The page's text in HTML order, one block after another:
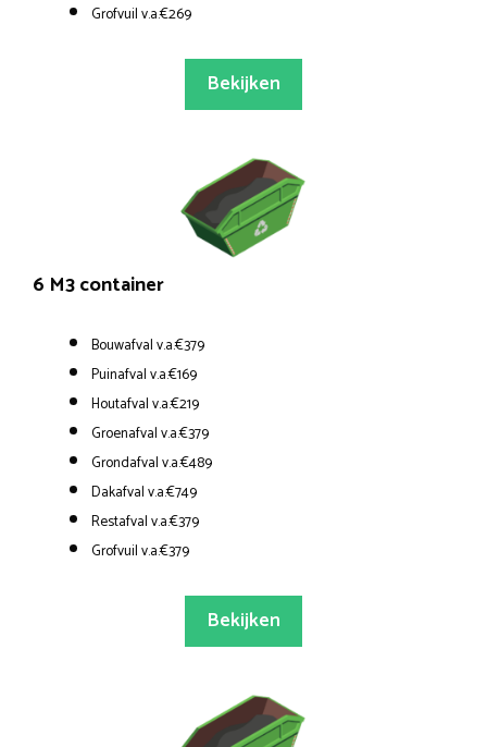
Grofvuil v.a.€269
Bekijken
6 M3 container
Bouwafval v.a.€379
Puinafval v.a.€169
Houtafval v.a.€219
Groenafval v.a.€379
Grondafval v.a.€489
Dakafval v.a.€749
Restafval v.a.€379
Grofvuil v.a.€379
Bekijken